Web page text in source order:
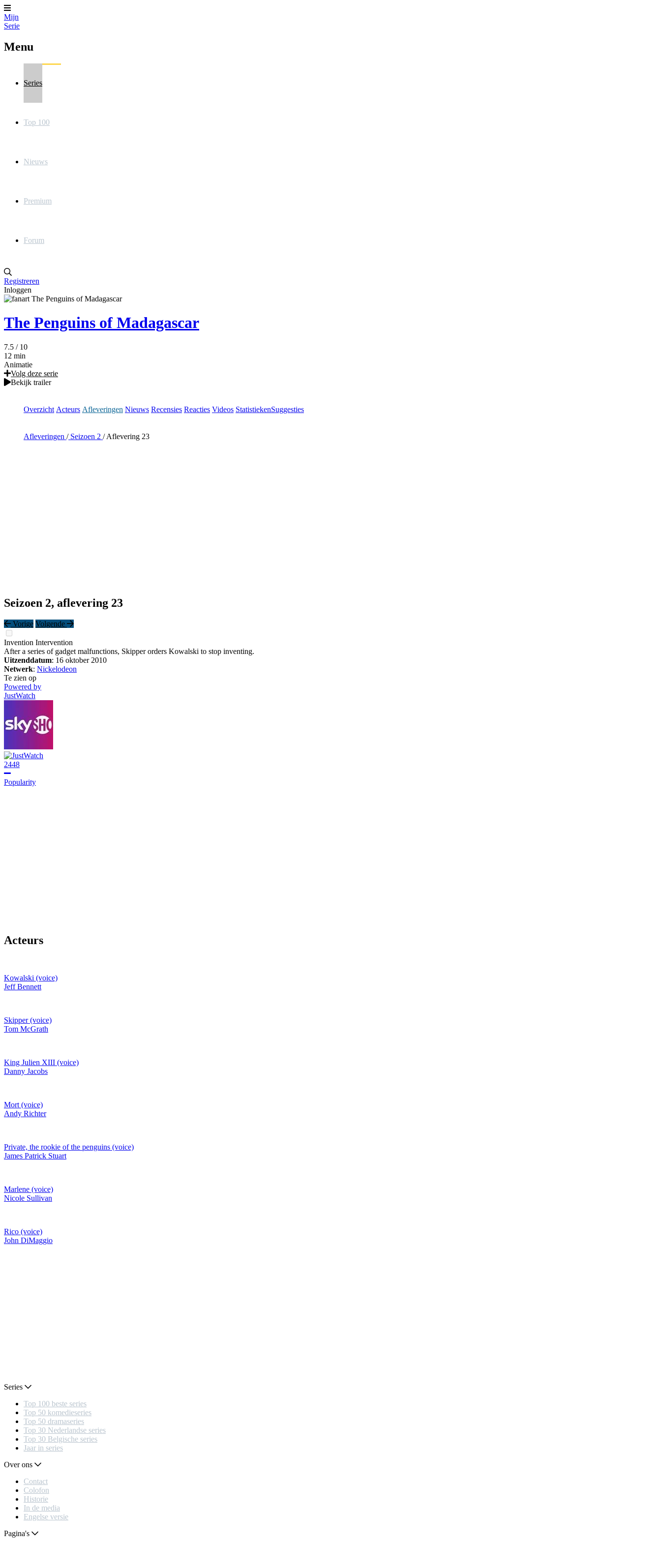
Mijn
Serie
Menu
Series
Top 100
Nieuws
Premium
Forum
Registreren
Inloggen
The Penguins of Madagascar
7.5 / 10
12 min
Animatie
Volg deze serie
Bekijk trailer
Overzicht Acteurs Afleveringen Nieuws Recensies Reacties Videos StatistiekenSuggesties
Afleveringen /Seizoen 2 /Aflevering 23
Seizoen 2, aflevering 23
Vorige Volgende
Invention Intervention
After a series of gadget malfunctions, Skipper orders Kowalski to stop inventing.
Uitzenddatum: 16 oktober 2010
Netwerk: Nickelodeon
Te zien op
Powered by
JustWatch
2448
Popularity
Acteurs
Kowalski (voice)
Jeff Bennett
Skipper (voice)
Tom McGrath
King Julien XIII (voice)
Danny Jacobs
Mort (voice)
Andy Richter
Private, the rookie of the penguins (voice)
James Patrick Stuart
Marlene (voice)
Nicole Sullivan
Rico (voice)
John DiMaggio
Series
Top 100 beste series
Top 50 komedieseries
Top 50 dramaseries
Top 30 Nederlandse series
Top 30 Belgische series
Jaar in series
Over ons
Contact
Colofon
Historie
In de media
Engelse versie
Pagina's